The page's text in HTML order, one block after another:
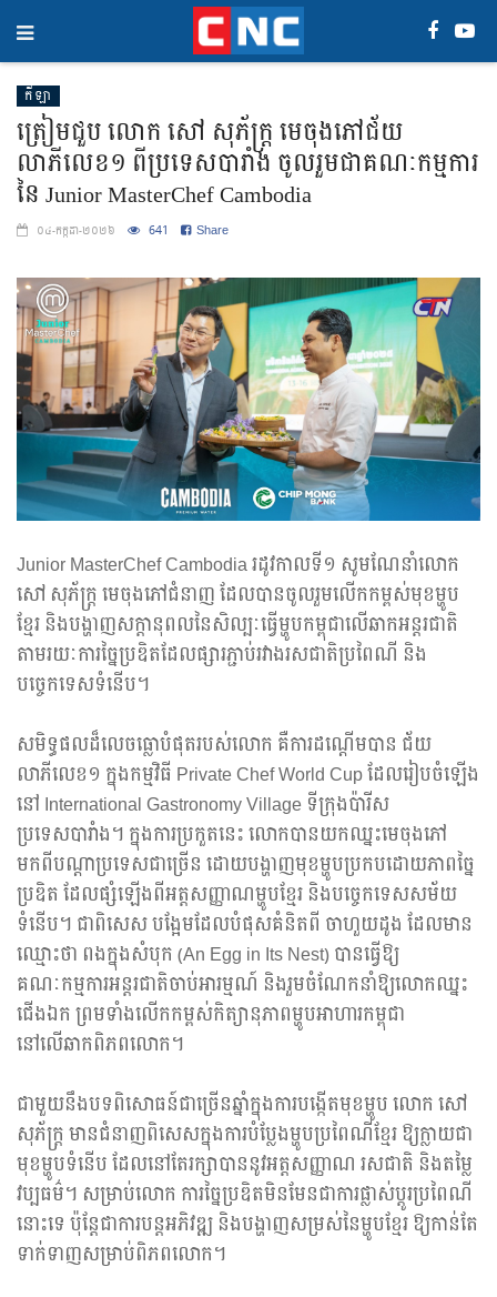
កីឡា
ត្រៀមជួប លោក សៅ សុភ័ក្ត្រ មេចុងភៅជ័យ
លាភីលេខ១ ពីប្រទេសបារាំង ចូលរួមជាគណៈកម្មការ
នៃ Junior MasterChef Cambodia
០៤-កក្កដា-២០២៦ 641 Share
Junior MasterChef Cambodia រដូវកាលទី១ សូមណែនាំលោក
សៅ សុភ័ក្ត្រ មេចុងភៅជំនាញ ដែលបានចូលរួមលើកកម្ពស់មុខម្ហូប
ខ្មែរ និងបង្ហាញសក្តានុពលនៃសិល្បៈធ្វើម្ហូបកម្ពុជាលើឆាកអន្តរជាតិ
តាមរយៈការច្នៃប្រឌិតដែលផ្សារភ្ជាប់រវាងរសជាតិប្រពៃណី និង
បច្ចេកទេសទំនើប។
សមិទ្ធផលដ៏លេចធ្លោបំផុតរបស់លោក គឺការដណ្តើមបាន ជ័យ
លាភីលេខ១ ក្នុងកម្មវិធី Private Chef World Cup ដែលរៀបចំឡើង
នៅ International Gastronomy Village ទីក្រុងប៉ារីស
ប្រទេសបារាំង។ ក្នុងការប្រកួតនេះ លោកបានយកឈ្នះមេចុងភៅ
មកពីបណ្តាប្រទេសជាច្រើន ដោយបង្ហាញមុខម្ហូបប្រកបដោយភាពច្នៃ
ប្រឌិត ដែលផ្សំឡើងពីអត្តសញ្ញាណម្ហូបខ្មែរ និងបច្ចេកទេសសម័យ
ទំនើប។ ជាពិសេស បង្អែមដែលបំផុសគំនិតពី ចាហួយដូង ដែលមាន
ឈ្មោះថា ពងក្នុងសំបុក (An Egg in Its Nest) បានធ្វើឱ្យ
គណៈកម្មការអន្តរជាតិចាប់អារម្មណ៍ និងរួមចំណែកនាំឱ្យលោកឈ្នះ
ជើងឯក ព្រមទាំងលើកកម្ពស់កិត្យានុភាពម្ហូបអាហារកម្ពុជា
នៅលើឆាកពិភពលោក។
ជាមួយនឹងបទពិសោធន៍ជាច្រើនឆ្នាំក្នុងការបង្កើតមុខម្ហូប លោក សៅ
សុភ័ក្ត្រ មានជំនាញពិសេសក្នុងការបំប្លែងម្ហូបប្រពៃណីខ្មែរ ឱ្យក្លាយជា
មុខម្ហូបទំនើប ដែលនៅតែរក្សាបាននូវអត្តសញ្ញាណ រសជាតិ និងតម្លៃ
វប្បធម៌។ សម្រាប់លោក ការច្នៃប្រឌិតមិនមែនជាការផ្លាស់ប្តូរប្រពៃណី
នោះទេ ប៉ុន្តែជាការបន្តអភិវឌ្ឍ និងបង្ហាញសម្រស់នៃម្ហូបខ្មែរ ឱ្យកាន់តែ
ទាក់ទាញសម្រាប់ពិភពលោក។